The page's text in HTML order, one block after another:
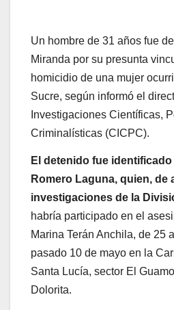
Un hombre de 31 años fue
Miranda por su presunta
homicidio de una mujer
Sucre, según informó el
Investigaciones Científicas,
Criminalísticas (CICPC).
El detenido fue
Romero Laguna, quien, de
investigaciones de la
habría participado en el
Marina Terán Anchila, de 25
pasado 10 de mayo en la
Santa Lucía, sector El
Dolorita.